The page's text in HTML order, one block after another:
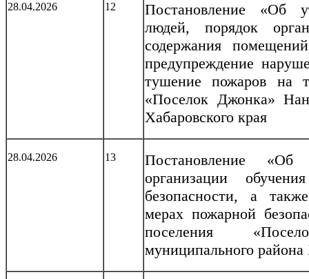
28.04.2026 12
Постановление «Об
людей, порядок
содержания
предупреждение
тушение пожаров на
«Поселок Джонка»
Хабаровского края
28.04.2026 13
Постановление
организации
безопасности, а
мерах пожарной
поселения
муниципального района